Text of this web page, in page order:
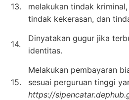
13.
melakukan tindak
tindak kekerasan, dan
14.
Dinyatakan gugur jika
identitas.
15.
Melakukan pembayaran
sesuai perguruan tinggi
https://